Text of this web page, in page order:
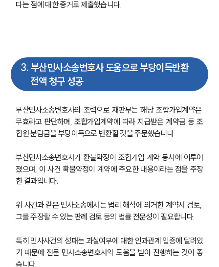
다는 점에 대한 증거로 제출했습니다.
3. 부산민사소송변호사 도움으로 부당이득반환
전액 청구 성공
부산민사소송변호사의 조력으로 재판부는 해당 조합가입계약은
무효라고 판단하며, 조합가입계약에 따라 지급받은 계약금 등 조
합원 분담금을 부당이득으로 반환할 것을 주문했습니다.
부산민사소송변호사가 환불약정이 조합가입 계약 동시에 이루어
졌으며, 이 사건 확불약정이 계약에 주요한 내용이라는 점을 주장
한 결과입니다.
위 사건과 같은 민사소송에서는 법리 해석에 의거한 계약서 검토,
그를 주장할 수 있는 판례 검토 등의 법률 전문성이 필요합니다.
특히 민사사건의 성패는 과실여부에 대한 인과관계 입증에 달려있
기 때문에 전문 민사소송변호사의 도움을 받아 진행하는 것이 좋
습니다.